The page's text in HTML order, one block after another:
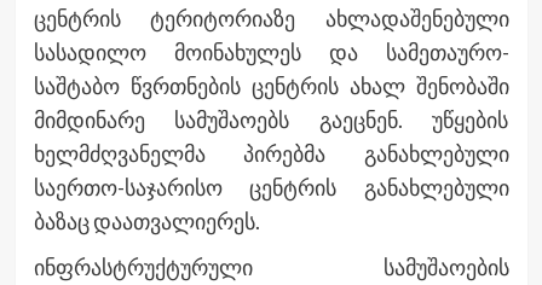
ცენტრის ტერიტორიაზე ახლადაშენებული
სასადილო მოინახულეს და სამეთაურო-
საშტაბო წვრთნების ცენტრის ახალ შენობაში
მიმდინარე სამუშაოებს გაეცნენ. უწყების
ხელმძღვანელმა პირებმა განახლებული
საერთო-საჯარისო ცენტრის განახლებული
ბაზაც დაათვალიერეს.
ინფრასტრუქტურული სამუშაოების